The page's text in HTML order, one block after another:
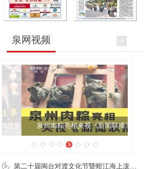
泉网视频
泉州肉粽亮相央视《新闻联播》